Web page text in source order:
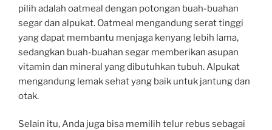
pilih adalah oatmeal dengan potongan buah-buahan
segar dan alpukat. Oatmeal mengandung serat tinggi
yang dapat membantu menjaga kenyang lebih lama,
sedangkan buah-buahan segar memberikan asupan
vitamin dan mineral yang dibutuhkan tubuh. Alpukat
mengandung lemak sehat yang baik untuk jantung dan
otak.
Selain itu, Anda juga bisa memilih telur rebus sebagai